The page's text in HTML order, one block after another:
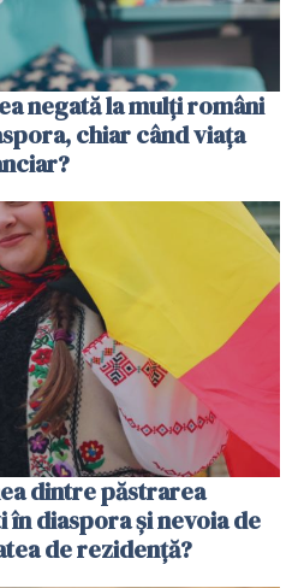
negată la mulți români
chiar când viața
dintre păstrarea
diaspora și nevoia de
de rezidență?